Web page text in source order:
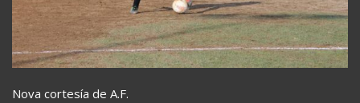
Nova cortesía de A.F.